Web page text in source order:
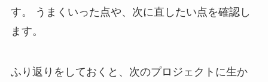
す。 うまくいった点や、次に直したい点を確認し
ます。
ふり返りをしておくと、次のプロジェクトに生か